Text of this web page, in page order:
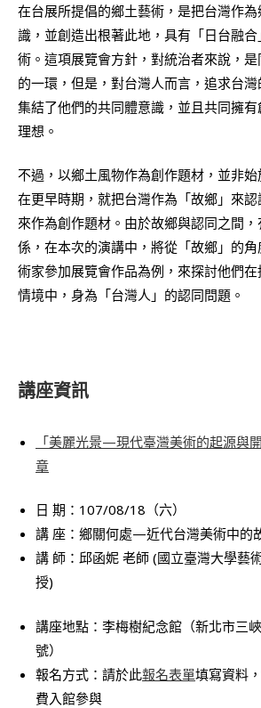
在台展所提倡的鄉土藝術，是把台灣作
識，並創造出根著此地，具有「日台融
術。這項展覽會方針，對統治者來說，
的一環，但是，對台灣人而言，追求台
集結了他們的共同體意識，並且共同擁
理想。
不過，以鄉土風物作為創作題材，並非
在更早時期，就把台灣作為「故鄉」來認
來作為創作題材。由於故鄉與認同之間
係，在本次的演講中，將從「故鄉」的
術家參加展覽會作品為例，來探討他們
情境中，身為「台灣人」的認同問題。
講座資訊
「美麗光景—現代臺灣美術的起源與
章
日 期：107/08/18（六）
講 座：鄉關何處—近代台灣美術中的
講 師：邱函妮 老師 (國立臺灣大學藝
授)
講座地點：李梅樹紀念館（新北市三
號）
報名方式：請於此報名表單填寫資料
費入館參與